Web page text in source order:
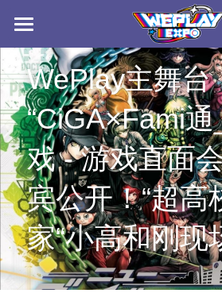
首页
最新消息
关于WePlay
往届回顾
2024
2023
2022
English
日本語
参展合作
WePlay主舞台
“CiGA×Fami
戏 - 游戏直⾯
宾公开！“超高
家“小高和刚现